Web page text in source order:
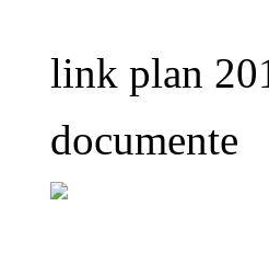
link plan
documente